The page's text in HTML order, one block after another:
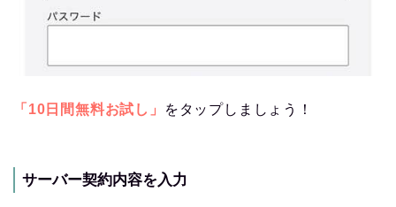
「10日間無料お試し」 をタップしましょう！
サーバー契約内容を入力